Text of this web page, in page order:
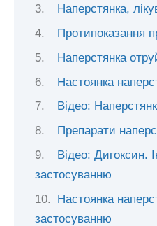
Наперстянка,
Протипоказання
Наперстянка
Настоянка
Відео:
Препарати
Відео: Дигоксин.
застосуванню
Настоянка
застосуванню